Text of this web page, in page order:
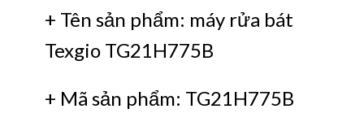
+ Tên sản phẩm: máy rửa bát
Texgio TG21H775B
+ Mã sản phẩm: TG21H775B